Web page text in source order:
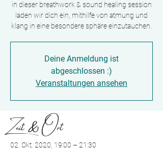
in dieser breathwork & sound healing session
laden wir dich ein, mithilfe von atmung und
klang in eine besondere sphäre einzutauchen.
Deine Anmeldung ist
abgeschlossen :)
Veranstaltungen ansehen
Zeit & Ort
02. Okt. 2020, 19:00 – 21:30